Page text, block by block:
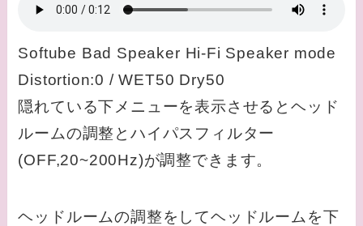
Softube Bad Speaker Hi-Fi Speaker mode
Distortion:0 / WET50 Dry50
隠れている下メニューを表示させるとヘッド
ルームの調整とハイパスフィルター
(OFF,20~200Hz)が調整できます。
ヘッドルームの調整をしてヘッドルームを下